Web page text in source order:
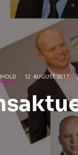
· 12. AUGUST 2017 ·